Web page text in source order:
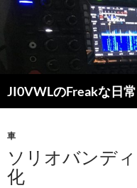
へ
ス
JI0VWLのFreakな日常
索
車
ソリオバンデ
化